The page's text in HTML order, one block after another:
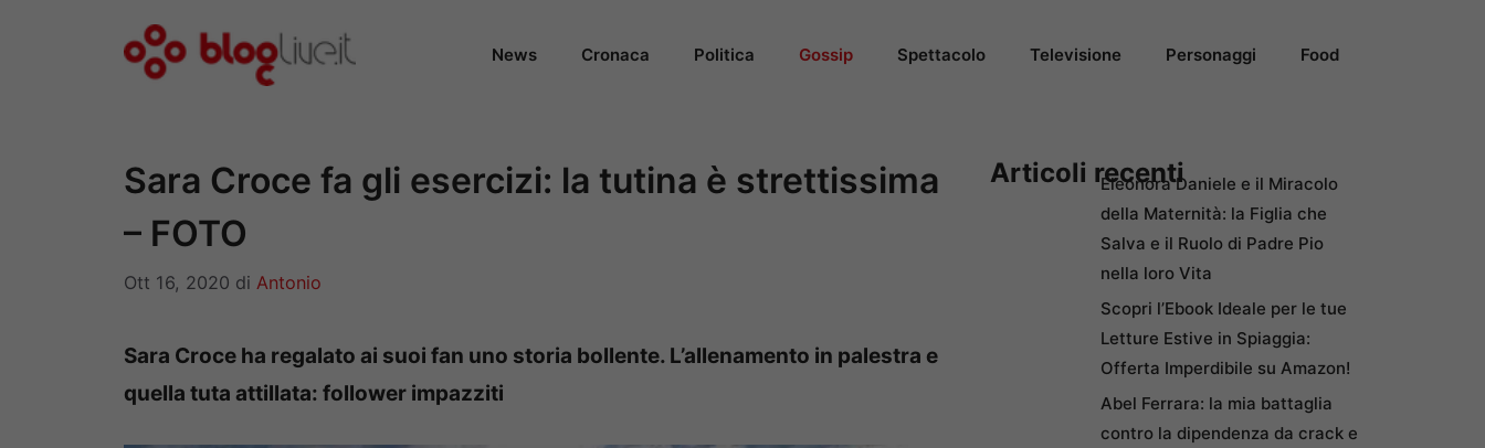
News Cronaca Politica Gossip Spettacolo Televisione Personaggi Food
Sara Croce fa gli esercizi: la tutina è strettissima
– FOTO
Ott 16, 2020 di Antonio
Sara Croce ha regalato ai suoi fan uno storia bollente. L’allenamento in palestra e
quella tuta attillata: follower impazziti
Articoli recentiEleonora Daniele e il Miracolo
della Maternità: la Figlia che
Salva e il Ruolo di Padre Pio
nella loro Vita
Scopri l’Ebook Ideale per le tue
Letture Estive in Spiaggia:
Offerta Imperdibile su Amazon!
Abel Ferrara: la mia battaglia
contro la dipendenza da crack e